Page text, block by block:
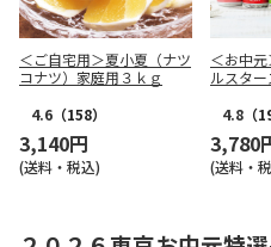
＜ご自宅用＞夏小夏（ナツ
コナツ）家庭用３ｋｇ
4.6 （158）
3,140円
(送料・税込)
＜お中
ルスター
4.8 （
3,780
(送料・